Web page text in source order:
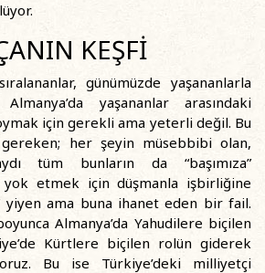
KEŞFİ
günümüzde yaşananlarla
yaşananlar arasındaki
için gerekli ama yeterli değil. Bu
her şeyin müsebbibi olan,
tüm bunların da “başımıza”
yok etmek için düşmanla işbirliğine
yiyen ama buna ihanet eden bir fail.
Almanya’da Yahudilere biçilen
Kürtlere biçilen rolün giderek
Bu ise Türkiye’deki milliyetçi